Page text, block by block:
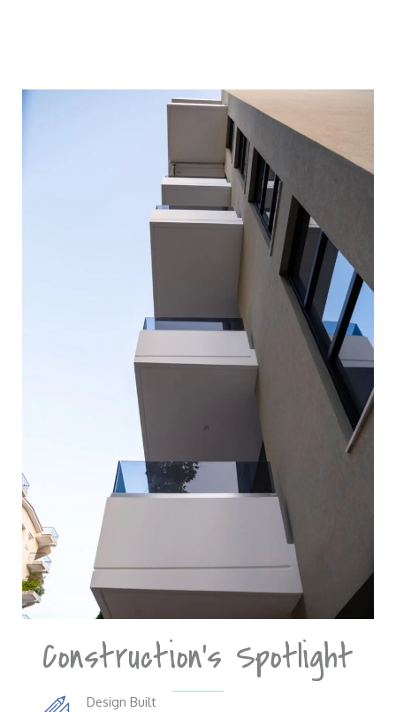
Construction's Spotlight
Design Built